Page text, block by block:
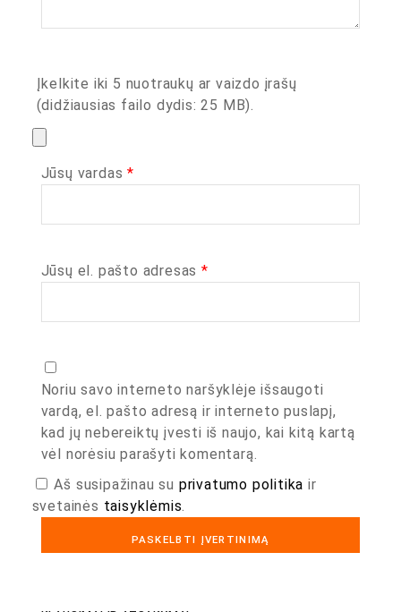
Įkelkite iki 5 nuotraukų ar vaizdo įrašų
(didžiausias failo dydis: 25 MB).
Jūsų vardas*
Jūsų el. pašto adresas *
Noriu savo interneto naršyklėje išsaugoti
vardą, el. pašto adresą ir interneto puslapį,
kad jų nebereiktų įvesti iš naujo, kai kitą kartą
vėl norėsiu parašyti komentarą.
Aš susipažinau su privatumo politika ir
svetainės taisyklėmis